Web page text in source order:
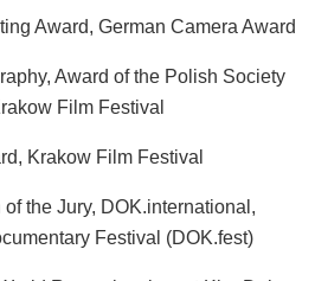
Award, German Camera Award
Award of the Polish Society
Film Festival
Krakow Film Festival
the Jury, DOK.international,
Festival (DOK.fest)